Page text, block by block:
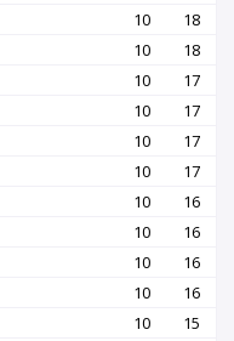
10
18
10
18
10
17
10
17
10
17
10
17
10
16
10
16
10
16
10
16
10
15